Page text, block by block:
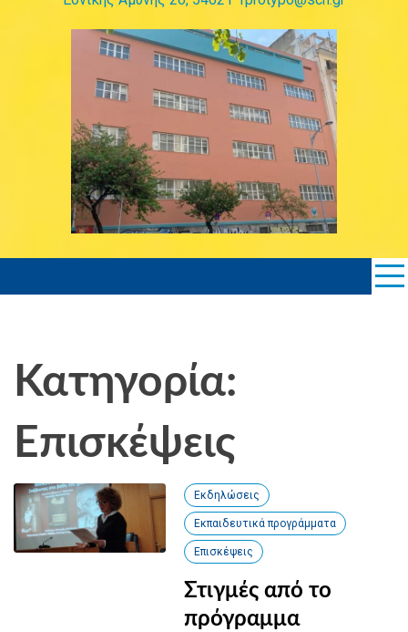
Κατηγορία:
Επισκέψεις
Εκδηλώσεις
Εκπαιδευτικά προγράμματα
Επισκέψεις
Στιγμές από το
πρόγραμμα